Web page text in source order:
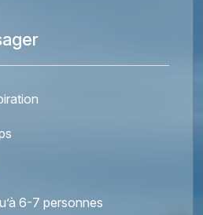
6-7 personnes